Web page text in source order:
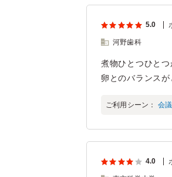
5.0
河野歯科
煮物ひとつひと
卵とのバランス
ご利用シーン： 会
4.0